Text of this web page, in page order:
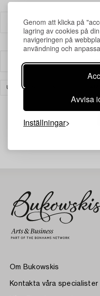
Genom att klicka på
lagring av cookies på
navigeringen på
användning och
Avvisa
Inställningar
UR BJÖRN SPRINGFELDTS
Om Bukowskis
Kontakta våra specialister